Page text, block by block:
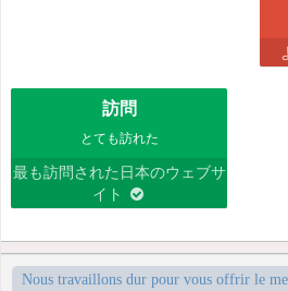
訪問
とても訪れた
最も訪問された日本のウェブサ
イト
Nous travaillons dur pour vous offrir le